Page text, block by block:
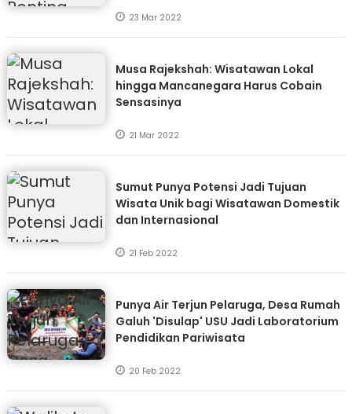
23 Mar 2022
Musa Rajekshah: Wisatawan Lokal
hingga Mancanegara Harus Cobain
Sensasinya
21 Mar 2022
Sumut Punya Potensi Jadi Tujuan
Wisata Unik bagi Wisatawan Domestik
dan Internasional
21 Feb 2022
Punya Air Terjun Pelaruga, Desa Rumah
Galuh 'Disulap' USU Jadi Laboratorium
Pendidikan Pariwisata
20 Feb 2022